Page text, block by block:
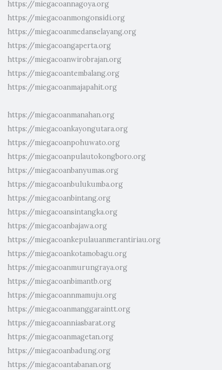
https://miegacoannagoya.org
https://miegacoanmongonsidi.org
https://miegacoanmedanselayang.org
https://miegacoangaperta.org
https://miegacoanwirobrajan.org
https://miegacoantembalang.org
https://miegacoanmajapahit.org
https://miegacoanmanahan.org
https://miegacoankayongutara.org
https://miegacoanpohuwato.org
https://miegacoanpulautokongboro.org
https://miegacoanbanyumas.org
https://miegacoanbulukumba.org
https://miegacoanbintang.org
https://miegacoansintangka.org
https://miegacoanbajawa.org
https://miegacoankepulauanmerantiriau.org
https://miegacoankotamobagu.org
https://miegacoanmurungraya.org
https://miegacoanbimantb.org
https://miegacoannmamuju.org
https://miegacoanmanggaraintt.org
https://miegacoanniasbarat.org
https://miegacoanmagetan.org
https://miegacoanbadung.org
https://miegacoantabanan.org